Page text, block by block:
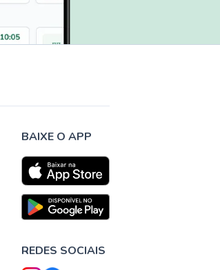
BAIXE O APP
REDES SOCIAIS